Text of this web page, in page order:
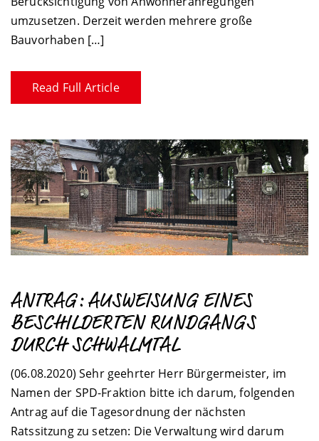
umzusetzen. Derzeit werden mehrere große
Bauvorhaben […]
Read Full Article
ANTRAG: AUSWEISUNG EINES
BESCHILDERTEN RUNDGANGS
DURCH SCHWALMTAL
(06.08.2020) Sehr geehrter Herr Bürgermeister, im
Namen der SPD-Fraktion bitte ich darum, folgenden
Antrag auf die Tagesordnung der nächsten
Ratssitzung zu setzen: Die Verwaltung wird darum